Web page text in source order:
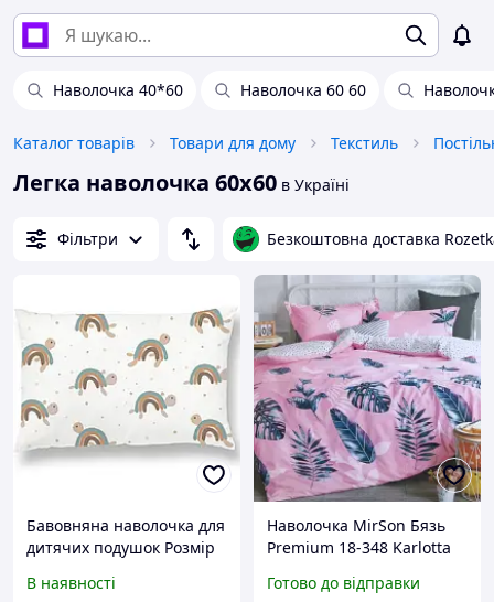
Наволочка 40*60 Наволочка 60 60
Каталог товарів Товари для дому Текстиль
Легка наволочка 60х60 в Україні
Фільтри Безкоштовна доставка
Бавовняна наволочка для
дитячих подушок Розмір
приємно м'яка і легка в
В наявності
Наволочка MirSon Бязь
Premium 18-348 Karlotta
buzyna
Готово до відправки